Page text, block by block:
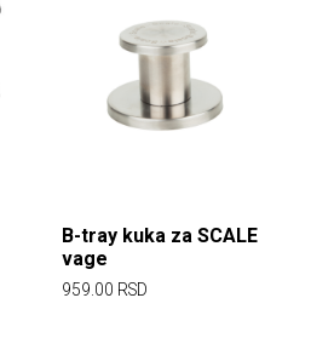
B-tray kuka za SCALE
vage
959.00 RSD